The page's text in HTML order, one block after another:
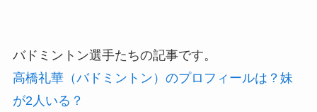
バドミントン選手たちの記事です。
高橋礼華（バドミントン）のプロフィールは？妹
が2人いる？